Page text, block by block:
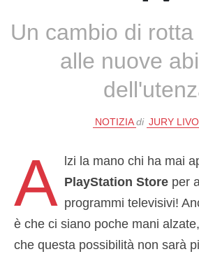
Un cambio di
alle nuove
NOTIZIA di JURY
A
lzi la mano chi ha mai
PlayStation Store per
programmi televisivi!
è che ci siano poche mani alzate,
che questa possibilità non sarà